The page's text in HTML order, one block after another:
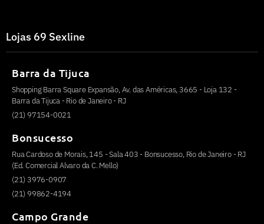
Lojas 69 Sexline
Barra da Tijuca
Shopping Barra Square Expansão, Av. das Américas, 3665 - Loja 132 -
Barra da Tijuca - Rio de Janeiro - RJ
(21) 97154-0021
Bonsucesso
Rua Cardoso de Morais, 145 - Sala 403 - Bonsucesso, Rio de Janeiro - RJ
(Ed. Comercial Alvaro da C. Mello)
(21) 3976-0907
(21) 99862-4194
Campo Grande